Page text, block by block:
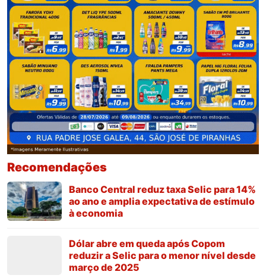
Recomendações
Banco Central reduz taxa Selic para 14%
ao ano e amplia expectativa de estímulo
à economia
Dólar abre em queda após Copom
reduzir a Selic para o menor nível desde
março de 2025